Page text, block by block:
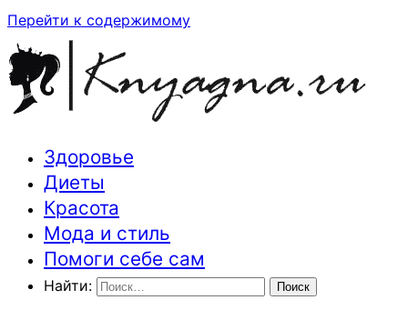
Перейти к содержимому
Траектория здоровья и красоты
Здоровье
Диеты
Красота
Мода и стиль
Помоги себе сам
Найти: